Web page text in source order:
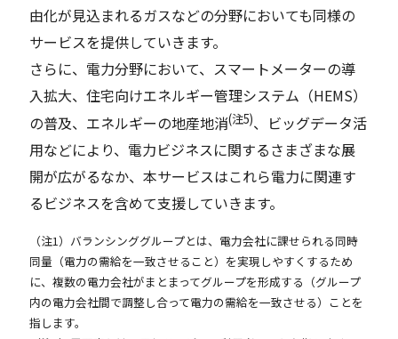
由化が見込まれるガスなどの分野においても同様の
サービスを提供していきます。
さらに、電力分野において、スマートメーターの導
入拡大、住宅向けエネルギー管理システム（HEMS）
の普及、エネルギーの地産地消(注5)、ビッグデータ活
用などにより、電力ビジネスに関するさまざまな展
開が広がるなか、本サービスはこれら電力に関連す
るビジネスを含めて支援していきます。
（注1）バランシンググループとは、電力会社に課せられる同時
同量（電力の需給を一致させること）を実現しやすくするため
に、複数の電力会社がまとまってグループを形成する（グループ
内の電力会社間で調整し合って電力の需給を一致させる）ことを
指します。